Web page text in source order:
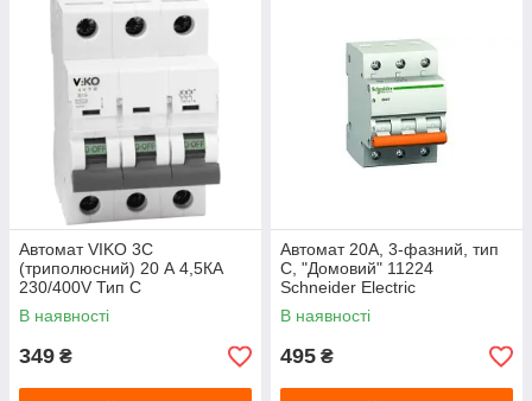
Автомат VIKO 3С
(триполюсний) 20 А 4,5КА
230/400V Тип С
В наявності
349 ₴
Автомат 20A, 3-фазний, тип
С, "Домовий" 11224
Schneider Electric
В наявності
495 ₴